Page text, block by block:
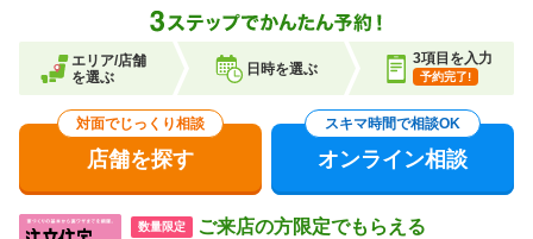
エリア/店舗
を選ぶ
日時を選ぶ
3項目を入力
予約完了!
対面でじっくり相談
店舗を探す
スキマ時間で相談OK
オンライン相談
数量限定 ご来店の方限定でもらえる